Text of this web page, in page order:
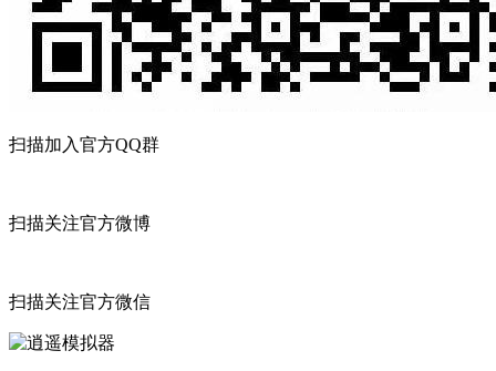
扫描加入官方QQ群
扫描关注官方微博
扫描关注官方微信